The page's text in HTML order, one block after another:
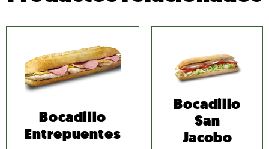
Bocadillo
Entrepuentes
Bocadillo
San
Jacobo